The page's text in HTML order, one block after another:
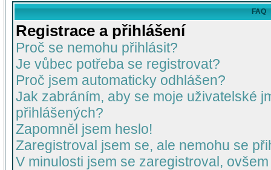
FAQ
Registrace a přihlášení
Proč se nemohu přihlásit?
Je vůbec potřeba se registrovat?
Proč jsem automaticky odhlášen?
Jak zabráním, aby se moje uživatelské
přihlášených?
Zapomněl jsem heslo!
Zaregistroval jsem se, ale nemohu se
V minulosti jsem se zaregistroval,